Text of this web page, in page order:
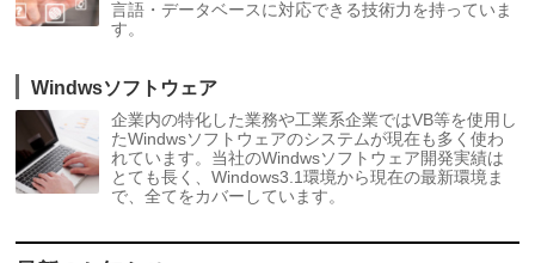
言語・データベースに対応できる技術力を持っていま
す。
Windwsソフトウェア
企業内の特化した業務や工業系企業ではVB等を使用し
たWindwsソフトウェアのシステムが現在も多く使わ
れています。当社のWindwsソフトウェア開発実績は
とても長く、Windows3.1環境から現在の最新環境ま
で、全てをカバーしています。